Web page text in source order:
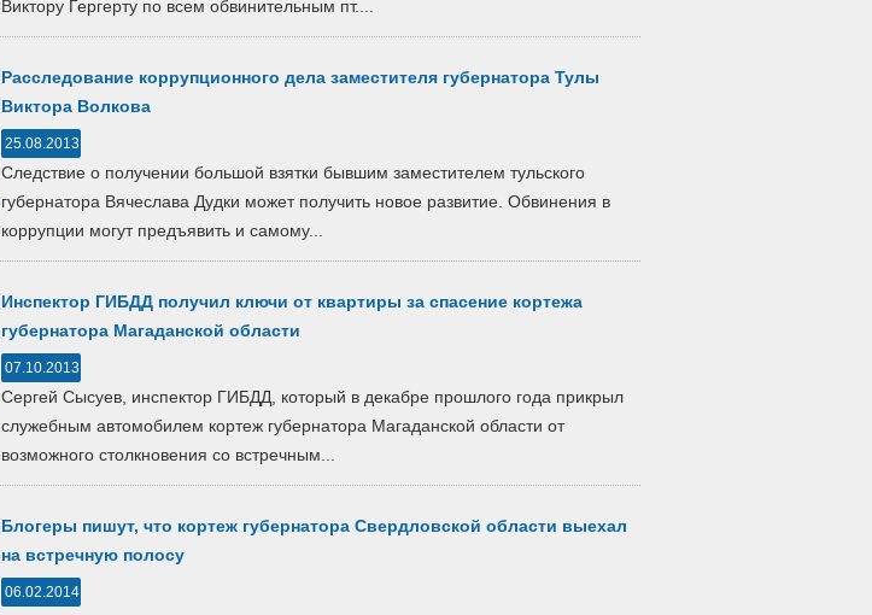
Виктору Гергерту по всем обвинительным пт....
Расследование коррупционного дела заместителя губернатора Тулы
Виктора Волкова
25.08.2013
Следствие о получении большой взятки бывшим заместителем тульского
губернатора Вячеслава Дудки может получить новое развитие. Обвинения в
коррупции могут предъявить и самому...
Инспектор ГИБДД получил ключи от квартиры за спасение кортежа
губернатора Магаданской области
07.10.2013
Сергей Сысуев, инспектор ГИБДД, который в декабре прошлого года прикрыл
служебным автомобилем кортеж губернатора Магаданской области от
возможного столкновения со встречным...
Блогеры пишут, что кортеж губернатора Свердловской области выехал
на встречную полосу
06.02.2014